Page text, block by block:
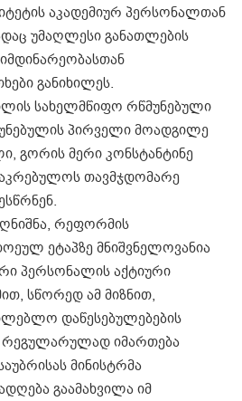
აკადემიურ პერსონალთან
უმაღლესი განათლების
განიხილეს.
სახელმწიფო რწმუნებული
პირველი მოადგილე
გორის მერი კონსტანტინე
თავმჯდომარე
რეფორმის
ეტაპზე მნიშვნელოვანია
პერსონალის აქტიური
სწორედ ამ მიზნით,
დაწესებულებების
იმართება
მინისტრმა
გაამახვილა იმ